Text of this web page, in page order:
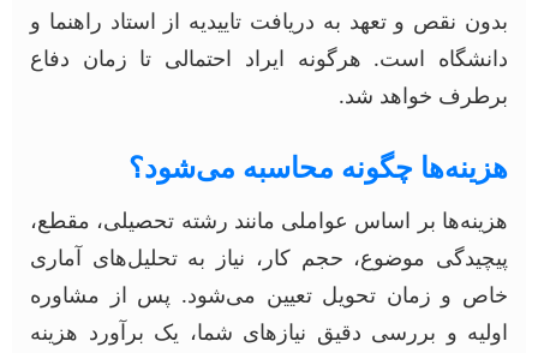
بدون نقص و تعهد به دریافت تاییدیه از استاد راهنما و
دانشگاه است. هرگونه ایراد احتمالی تا زمان دفاع
برطرف خواهد شد.
هزینه‌ها چگونه محاسبه می‌شود؟
هزینه‌ها بر اساس عواملی مانند رشته تحصیلی، مقطع،
پیچیدگی موضوع، حجم کار، نیاز به تحلیل‌های آماری
خاص و زمان تحویل تعیین می‌شود. پس از مشاوره
اولیه و بررسی دقیق نیازهای شما، یک برآورد هزینه